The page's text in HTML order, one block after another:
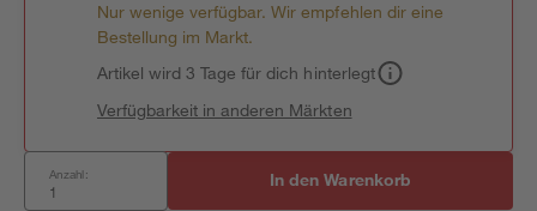
Nur wenige verfügbar. Wir empfehlen dir eine
Bestellung im Markt.
Artikel wird 3 Tage für dich hinterlegt
Verfügbarkeit in anderen Märkten
Anzahl: In den Warenkorb